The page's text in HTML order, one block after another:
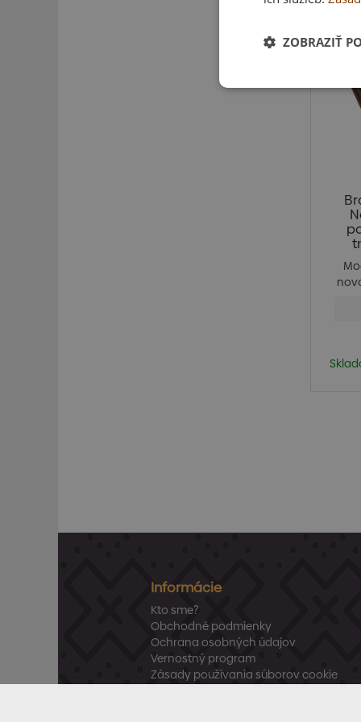
Informácie
Kto sme?
Obchodné podmienky
Ochrana osobných údajov
Vernostný program
Zásady používania súborov cookie
ZOBRAZIŤ